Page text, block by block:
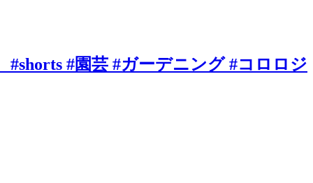
#園芸 #ガーデニング #コロロジ